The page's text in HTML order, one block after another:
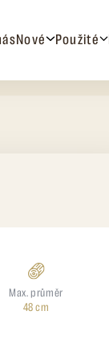
Nové Použité
Max. průměr
48 cm